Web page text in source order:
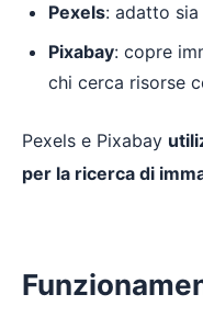
Pexels: adatto
Pixabay: copre
chi cerca risorse
Pexels e Pixabay
per la ricerca di